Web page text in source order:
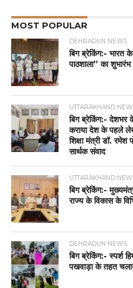
MOST POPULAR
DEHRADUN NEWS
बिग ब्रेकिंग:- भारत
पाठशाला” का शुभारंभ
UTTARAKHAND
बिग ब्रेकिंग:- देशभर
कराया देश के पहले
शिक्षा मंत्री डॉ.
सार्थक संवाद
UTTARAKHAND
बिग ब्रेकिंग:-
राज्य के विकास के
DEHRADUN NEWS
बिग ब्रेकिंग:- स्पर्श
पखवाड़ा के तहत